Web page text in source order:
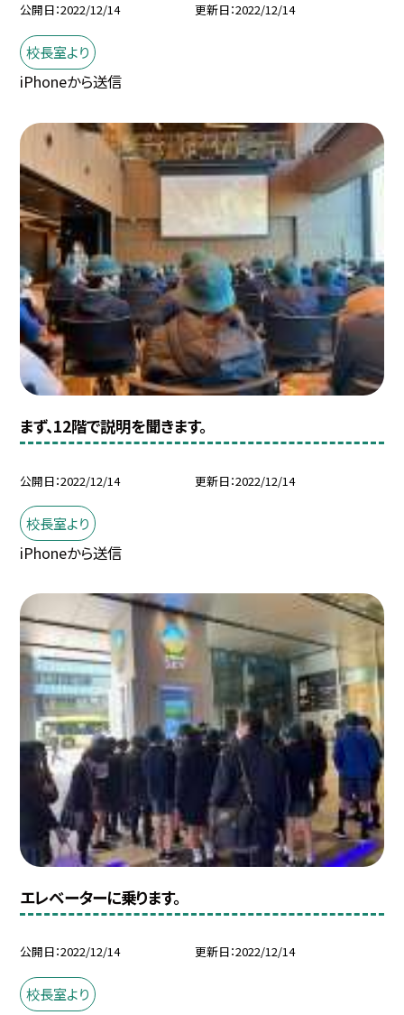
公開日 2022/12/14 更新日 2022/12/14
校長室より
iPhoneから送信
まず、12階で説明を聞きます。
公開日 2022/12/14 更新日 2022/12/14
校長室より
iPhoneから送信
エレベーターに乗ります。
公開日 2022/12/14 更新日 2022/12/14
校長室より